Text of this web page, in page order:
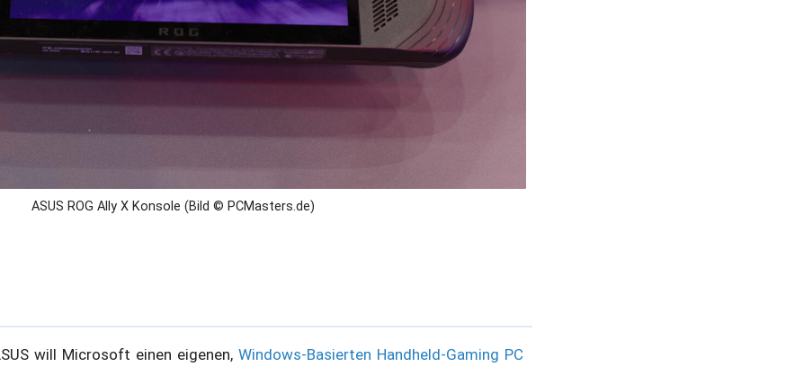
ASUS ROG Ally X Konsole (Bild © PCMasters.de)
will Microsoft einen eigenen, Windows-Basierten Handheld-Gaming PC